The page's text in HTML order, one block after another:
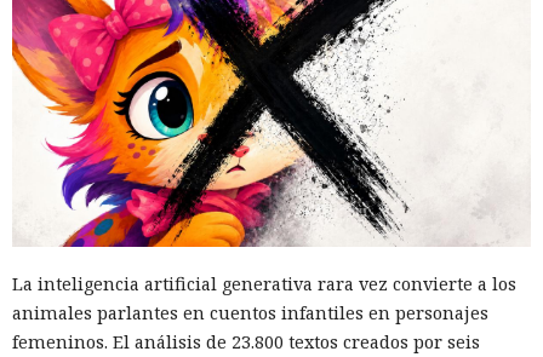
La inteligencia artificial generativa rara vez convierte a los
animales parlantes en cuentos infantiles en personajes
femeninos. El análisis de 23.800 textos creados por seis